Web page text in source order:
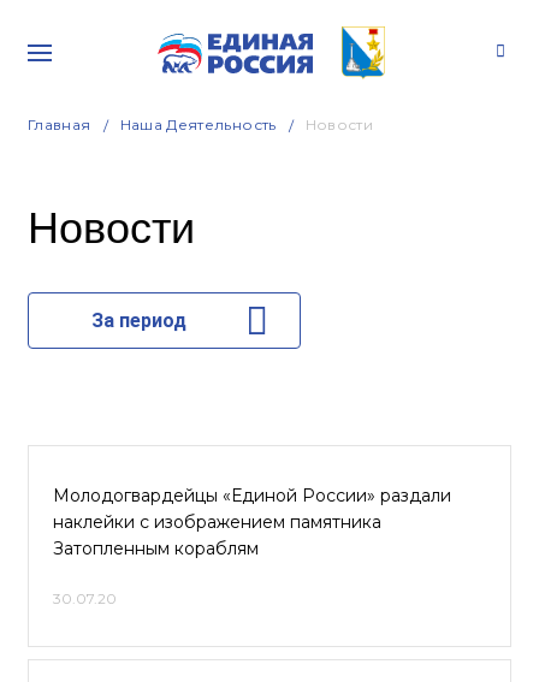
Главная Наша Деятельность Новости
Новости
За период
Молодогвардейцы «Единой России» раздали
наклейки с изображением памятника
Затопленным кораблям
30.07.20